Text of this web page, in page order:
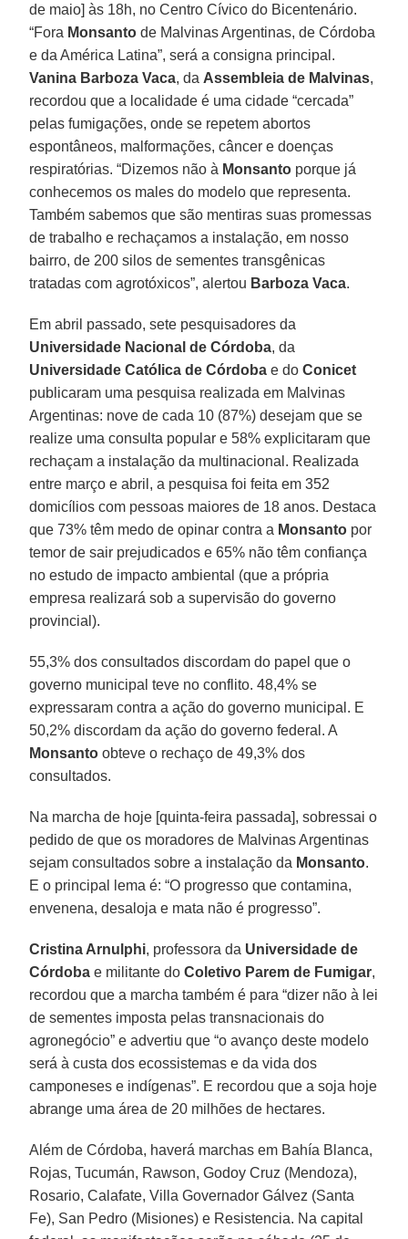
de maio] às 18h, no Centro Cívico do Bicentenário.
“Fora Monsanto de Malvinas Argentinas, de Córdoba
e da América Latina”, será a consigna principal.
Vanina Barboza Vaca, da Assembleia de Malvinas,
recordou que a localidade é uma cidade “cercada”
pelas fumigações, onde se repetem abortos
espontâneos, malformações, câncer e doenças
respiratórias. “Dizemos não à Monsanto porque já
conhecemos os males do modelo que representa.
Também sabemos que são mentiras suas promessas
de trabalho e rechaçamos a instalação, em nosso
bairro, de 200 silos de sementes transgênicas
tratadas com agrotóxicos”, alertou Barboza Vaca.
Em abril passado, sete pesquisadores da
Universidade Nacional de Córdoba, da
Universidade Católica de Córdoba e doConicet
publicaram uma pesquisa realizada em Malvinas
Argentinas: nove de cada 10 (87%) desejam que se
realize uma consulta popular e 58% explicitaram que
rechaçam a instalação da multinacional. Realizada
entre março e abril, a pesquisa foi feita em 352
domicílios com pessoas maiores de 18 anos. Destaca
que 73% têm medo de opinar contra a Monsanto por
temor de sair prejudicados e 65% não têm confiança
no estudo de impacto ambiental (que a própria
empresa realizará sob a supervisão do governo
provincial).
55,3% dos consultados discordam do papel que o
governo municipal teve no conflito. 48,4% se
expressaram contra a ação do governo municipal. E
50,2% discordam da ação do governo federal. A
Monsanto obteve o rechaço de 49,3% dos
consultados.
Na marcha de hoje [quinta-feira passada], sobressai o
pedido de que os moradores de Malvinas Argentinas
sejam consultados sobre a instalação da Monsanto.
E o principal lema é: “O progresso que contamina,
envenena, desaloja e mata não é progresso”.
Cristina Arnulphi, professora da Universidade de
Córdoba e militante doColetivo Parem de Fumigar,
recordou que a marcha também é para “dizer não à lei
de sementes imposta pelas transnacionais do
agronegócio” e advertiu que “o avanço deste modelo
será à custa dos ecossistemas e da vida dos
camponeses e indígenas”. E recordou que a soja hoje
abrange uma área de 20 milhões de hectares.
Além de Córdoba, haverá marchas em Bahía Blanca,
Rojas, Tucumán, Rawson, Godoy Cruz (Mendoza),
Rosario, Calafate, Villa Governador Gálvez (Santa
Fe), San Pedro (Misiones) e Resistencia. Na capital